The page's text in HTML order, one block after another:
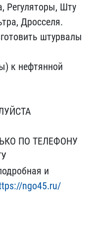
Регуляторы, Шту​
Дросселя.
штурвалы
к нефтянной
ПО ТЕЛЕ​ФОНУ
и​
ngo45.ru/